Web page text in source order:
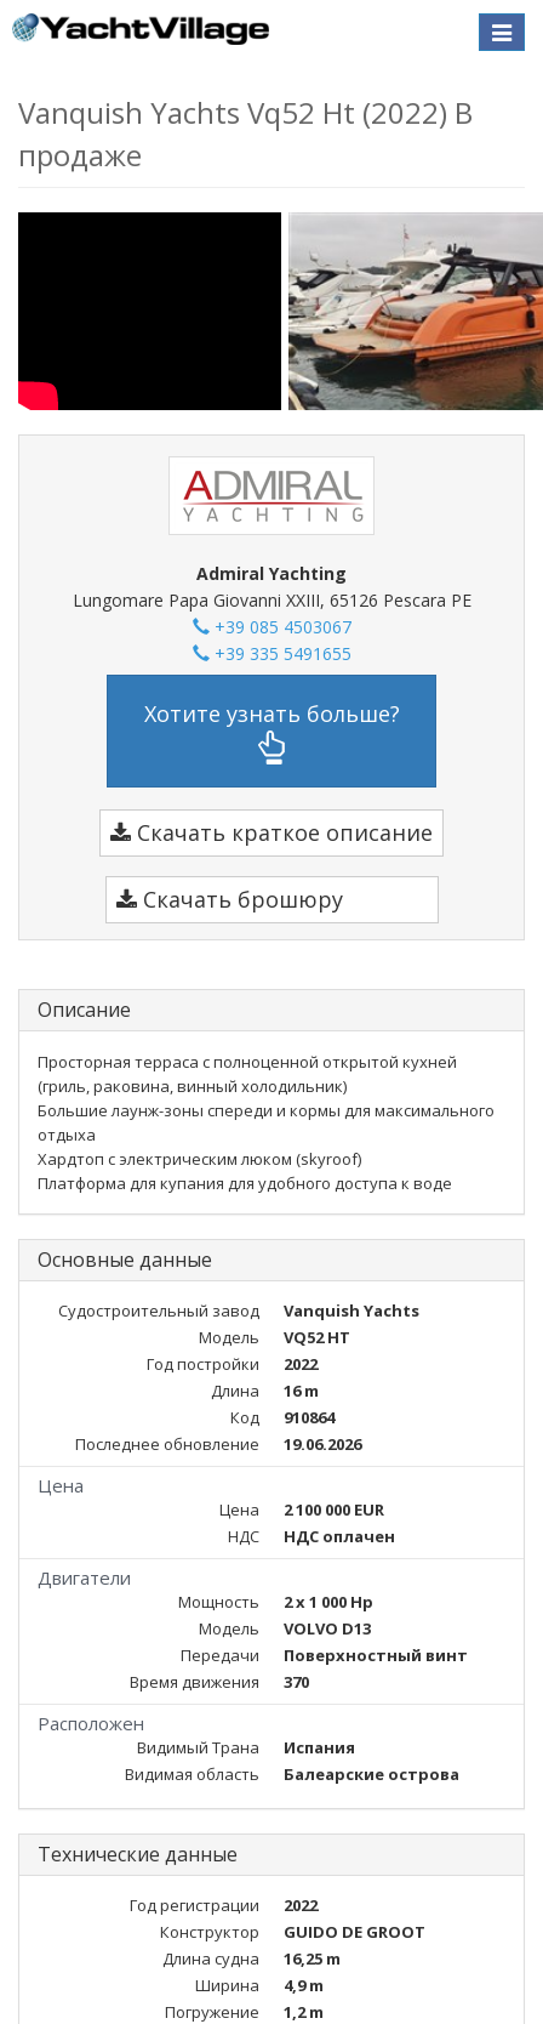
Toggle
Vanquish Yachts Vq52 Ht (2022) В
продаже
Admiral Yachting
Lungomare Papa Giovanni XXIII, 65126 Pescara PE
+39 085 4503067
+39 335 5491655
Хотите узнать больше?
Скачать краткое описание
Скачать брошюру
Описание
Просторная терраса с полноценной открытой кухней
(гриль, раковина, винный холодильник)
Большие лаунж-зоны спереди и кормы для максимального
отдыха
Хардтоп с электрическим люком (skyroof)
Платформа для купания для удобного доступа к воде
Основные данные
Судостроительный завод
Vanquish Yachts
Модель
VQ52 HT
Год постройки
2022
Длина
16 m
Код
910864
Последнее обновление
19.06.2026
Цена
Цена
2 100 000 EUR
НДС
НДС оплачен
Двигатели
Мощность
2 x 1 000 Hp
Модель
VOLVO D13
Передачи
Поверхностный винт
Время движения
370
Расположен
Видимый Трана
Испания
Видимая область
Балеарские острова
Технические данные
Год регистрации
2022
Конструктор
GUIDO DE GROOT
Длина судна
16,25 m
Ширина
4,9 m
Погружение
1,2 m